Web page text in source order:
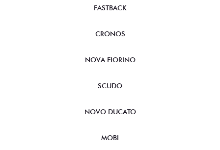
FASTBACK
CRONOS
NOVA FIORINO
SCUDO
NOVO DUCATO
MOBI